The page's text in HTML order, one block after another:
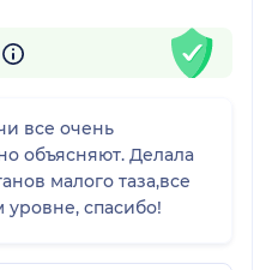
все очень
объясняют. Делала
малого таза,все
спасибо!